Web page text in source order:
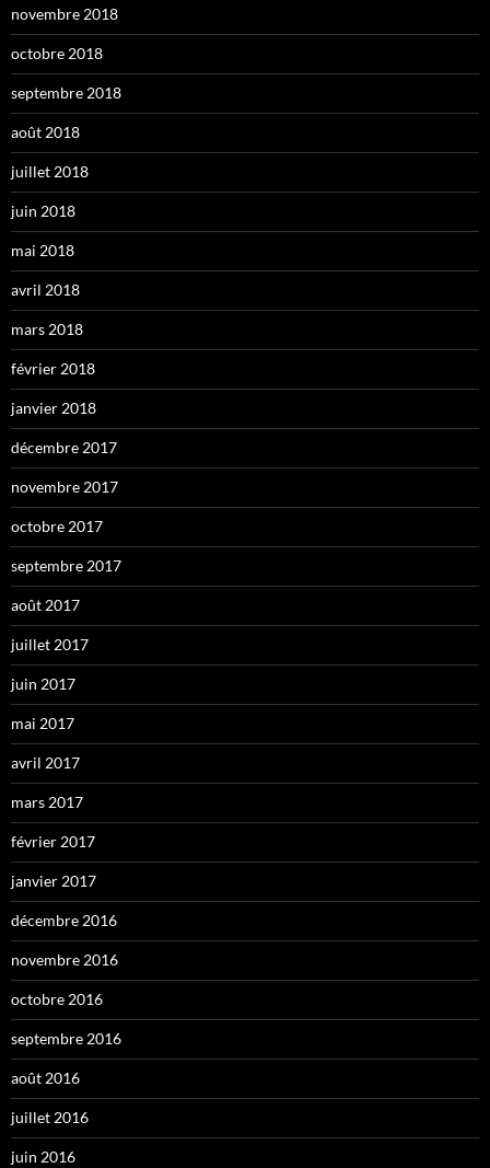
novembre 2018
octobre 2018
septembre 2018
août 2018
juillet 2018
juin 2018
mai 2018
avril 2018
mars 2018
février 2018
janvier 2018
décembre 2017
novembre 2017
octobre 2017
septembre 2017
août 2017
juillet 2017
juin 2017
mai 2017
avril 2017
mars 2017
février 2017
janvier 2017
décembre 2016
novembre 2016
octobre 2016
septembre 2016
août 2016
juillet 2016
juin 2016